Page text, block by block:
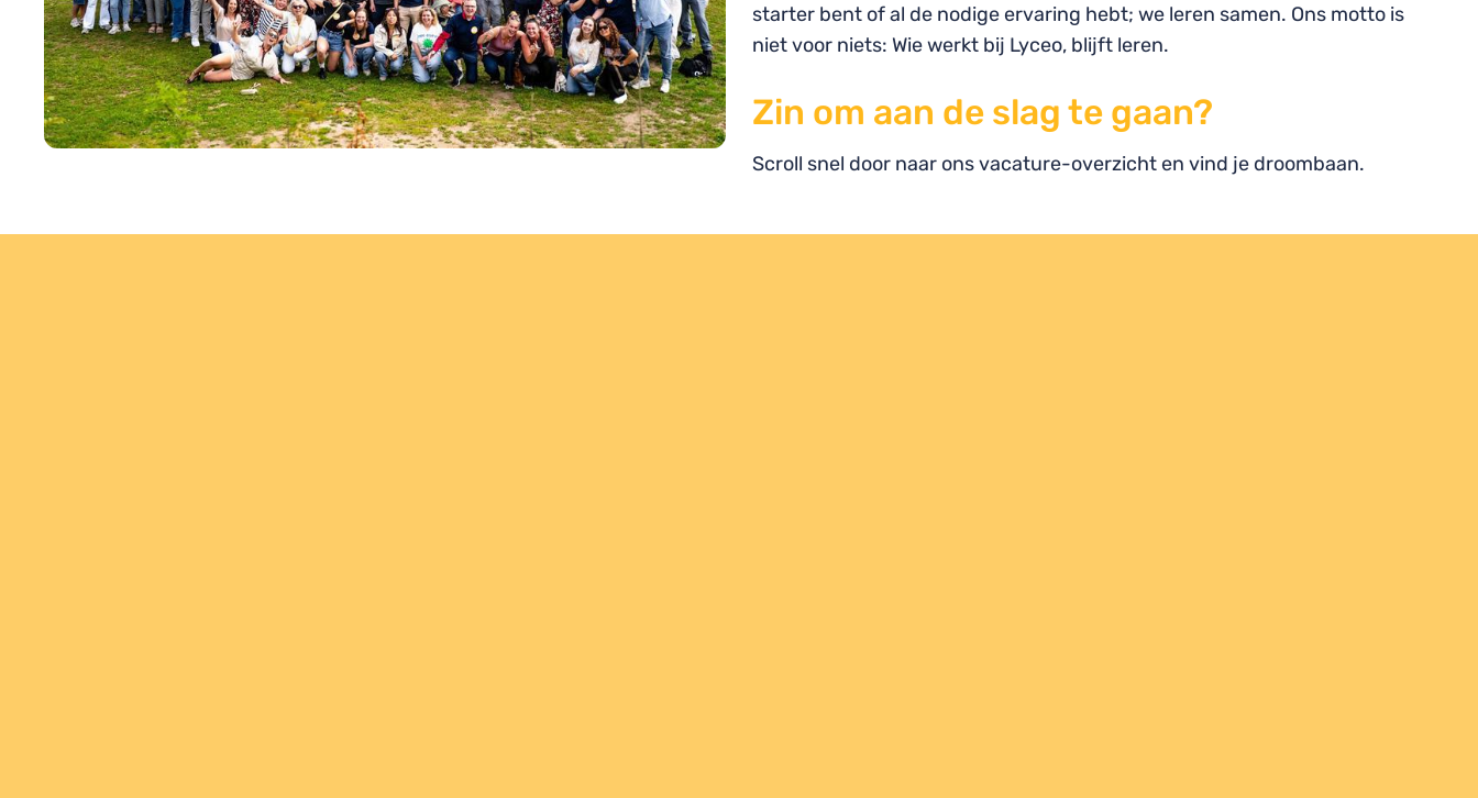
starter bent of al de nodige ervaring hebt; we leren samen. Ons motto is
niet voor niets: Wie werkt bij Lyceo, blijft leren.
Zin om aan de slag te gaan?
Scroll snel door naar ons vacature-overzicht en vind je droombaan.